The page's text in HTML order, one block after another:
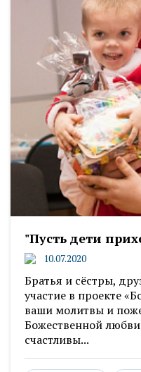
"Пусть дети
10.07.2020
Братья и сёстры,
участие в проекте
ваши молитвы и
Божественной
счастливы...